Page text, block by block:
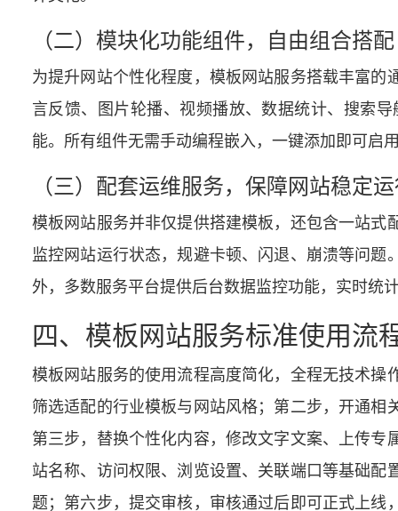
（二）模块化功能组件，自由组合搭配
为提升网站个性化程度，模板网站服务搭载丰富
言反馈、图片轮播、视频播放、数据统计、搜索
能。所有组件无需手动编程嵌入，一键添加即可启
（三）配套运维服务，保障网站稳定
模板网站服务并非仅提供搭建模板，还包含一站
监控网站运行状态，规避卡顿、闪退、崩溃等问
外，多数服务平台提供后台数据监控功能，实时统
四、模板网站服务标准使用流
模板网站服务的使用流程高度简化，全程无技术
筛选适配的行业模板与网站风格；第二步，开通
第三步，替换个性化内容，修改文字文案、上传
站名称、访问权限、浏览设置、关联端口等基础
题；第六步，提交审核，审核通过后即可正式上